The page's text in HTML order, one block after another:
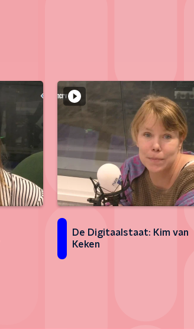
De Digitaalstaat: Kim van
Keken